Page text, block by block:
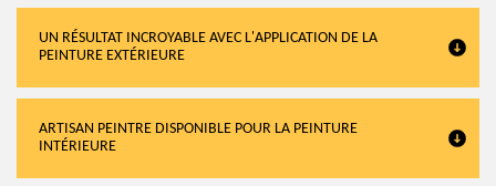
UN RÉSULTAT INCROYABLE AVEC L'APPLICATION DE LA
PEINTURE EXTÉRIEURE
ARTISAN PEINTRE DISPONIBLE POUR LA PEINTURE
INTÉRIEURE